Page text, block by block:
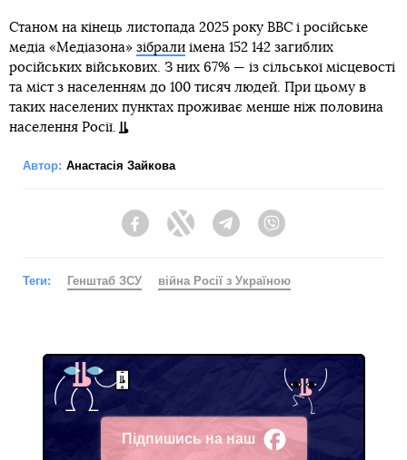
Станом на кінець листопада 2025 року BBC і російське
медіа «Медіазона» зібрали імена 152 142 загиблих
російських військових. З них 67% — із сільської місцевості
та міст з населенням до 100 тисяч людей. При цьому в
таких населених пунктах проживає менше ніж половина
населення Росії.
Автор: Анастасія Зайкова
FacebookTwitter Telegram
Теги: Генштаб ЗСУ війна Росії з Україною
Підпишись на наш
Facebook